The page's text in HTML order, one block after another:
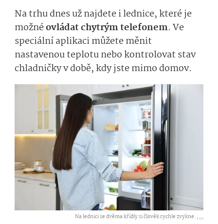
Na trhu dnes už najdete i lednice, které je
možnéovládat chytrým telefonem. Ve
speciální aplikaci můžete měnit
nastavenou teplotu nebo kontrolovat stav
chladničky v době, kdy jste mimo domov.
Na lednici se dvěma křídly si člověk rychle zvykne. ,...